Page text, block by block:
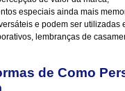
especiais ainda mais
e podem ser utilizadas
lembranças de
de Como